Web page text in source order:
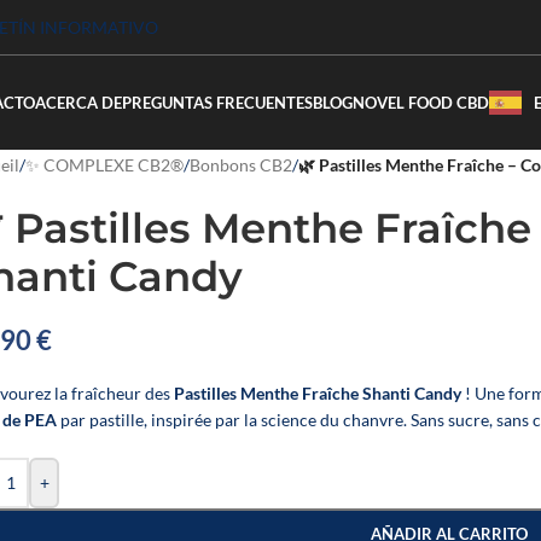
INFORMATIVO
ACERCA DEPREGUNTAS FRECUENTESBLOGNOVEL FOOD CBD
/✨ COMPLEXE CB2®/Bonbons CB2/🌿 Pastilles Menthe Fraîche –
Pastilles Menthe
Candy
€
la fraîcheur des Pastilles Menthe Fraîche Shanti Candy! Une
PEA par pastille, inspirée par la science du chanvre. Sans sucre,
+
AÑADIR AL CARRITO